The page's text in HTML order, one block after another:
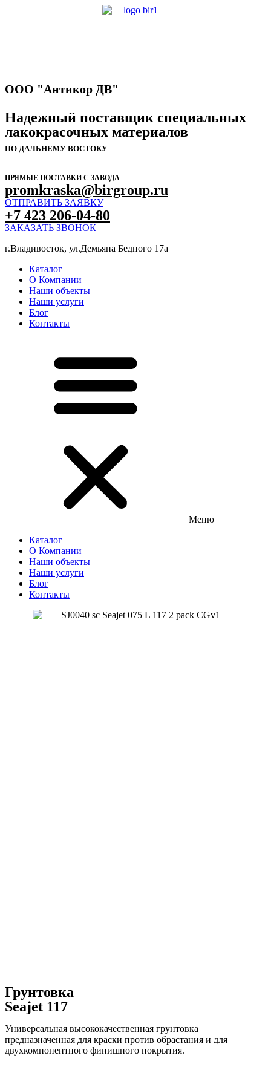
ООО "Антикор ДВ"
Надежный поставщик специальных
лакокрасочных материалов
ПО ДАЛЬНЕМУ ВОСТОКУ
ПРЯМЫЕ ПОСТАВКИ С ЗАВОДА
promkraska@birgroup.ru
ОТПРАВИТЬ ЗАЯВКУ
+7 423 206-04-80
ЗАКАЗАТЬ ЗВОНОК
г.Владивосток, ул.Демьяна Бедного 17а
Каталог
О Компании
Наши объекты
Наши услуги
Блог
Контакты
Меню
Каталог
О Компании
Наши объекты
Наши услуги
Блог
Контакты
Грунтовка
Seajet 117
Универсальная высококачественная грунтовка
предназначенная для краски против обрастания и для
двухкомпонентного финишного покрытия.